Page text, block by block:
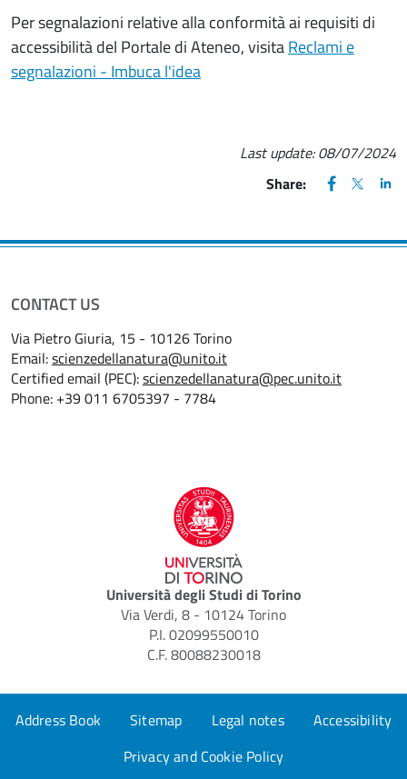
Per segnalazioni relative alla conformità ai requisiti di
accessibilità del Portale di Ateneo, visitaReclami e
segnalazioni - Imbuca l'idea
Last update:08/07/2024
Share:
FACEBOOK
(apre una
X
(apre
CONTACT US
Via Pietro Giuria, 15 - 10126 Torino
Email:scienzedellanatura@unito.it
Certified email (PEC):scienzedellanatura@pec.unito.it
Phone: +39 011 6705397 - 7784
Università degli Studi di Torino
Via Verdi, 8 - 10124 Torino
P.I. 02099550010
C.F. 80088230018
Address Book Sitemap Legal notes
Accessibility
Privacy and Cookie Policy